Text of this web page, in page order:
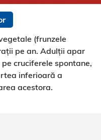
(frunzele
pe an. Adulții apar
cruciferele spontane,
inferioară a
acestora.